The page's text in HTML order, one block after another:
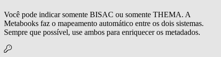
Você pode indicar somente BISAC ou somente THEMA. A
Metabooks faz o mapeamento automático entre os dois sistemas.
Sempre que possível, use ambos para enriquecer os metadados.